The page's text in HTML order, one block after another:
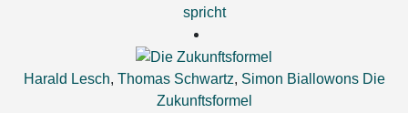
spricht
Harald Lesch, Thomas Schwartz, Simon Biallowons Die
Zukunftsformel